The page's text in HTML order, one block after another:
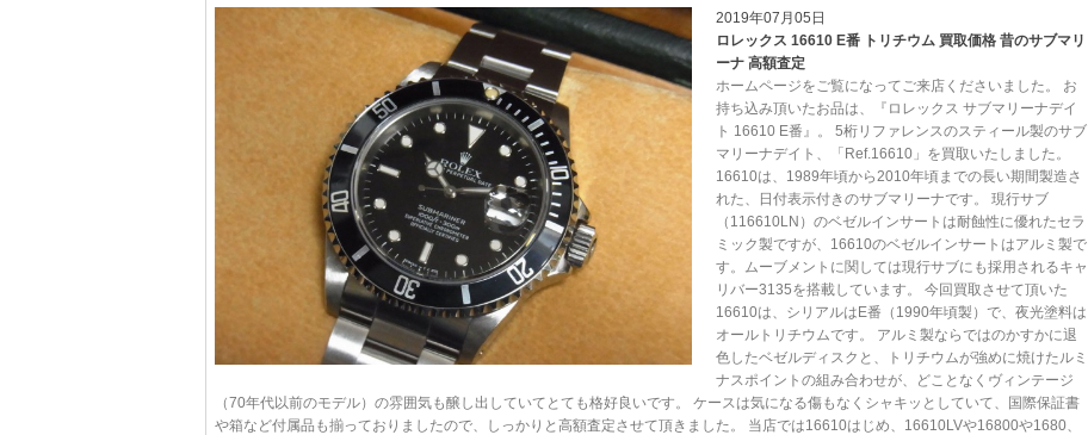
2019年07月05日
ロレックス 16610 E番 トリチウム 買取価格 昔のサブマリ
ーナ 高額査定
ホームページをご覧になってご来店くださいました。 お
持ち込み頂いたお品は、『ロレックス サブマリーナデイ
ト 16610 E番』。 5桁リファレンスのスティール製のサブ
マリーナデイト、「Ref.16610」を買取いたしました。
16610は、1989年頃から2010年頃までの長い期間製造さ
れた、日付表示付きのサブマリーナです。 現行サブ
（116610LN）のベゼルインサートは耐蝕性に優れたセラ
ミック製ですが、16610のベゼルインサートはアルミ製で
す。ムーブメントに関しては現行サブにも採用されるキャ
リバー3135を搭載しています。 今回買取させて頂いた
16610は、シリアルはE番（1990年頃製）で、夜光塗料は
オールトリチウムです。 アルミ製ならではのかすかに退
色したベゼルディスクと、トリチウムが強めに焼けたルミ
ナスポイントの組み合わせが、どことなくヴィンテージ
（70年代以前のモデル）の雰囲気も醸し出していてとても格好良いです。 ケースは気になる傷もなくシャキッとしていて、国際保証書
や箱など付属品も揃っておりましたので、しっかりと高額査定させて頂きました。 当店では16610はじめ、16610LVや16800や1680、